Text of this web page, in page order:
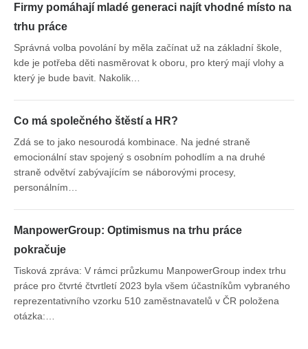
Firmy pomáhají mladé generaci najít vhodné místo na
trhu práce
Správná volba povolání by měla začínat už na základní škole,
kde je potřeba děti nasměrovat k oboru, pro který mají vlohy a
který je bude bavit. Nakolik…
Co má společného štěstí a HR?
Zdá se to jako nesourodá kombinace. Na jedné straně
emocionální stav spojený s osobním pohodlím a na druhé
straně odvětví zabývajícím se náborovými procesy,
personálním…
ManpowerGroup: Optimismus na trhu práce
pokračuje
Tisková zpráva: V rámci průzkumu ManpowerGroup index trhu
práce pro čtvrté čtvrtletí 2023 byla všem účastníkům vybraného
reprezentativního vzorku 510 zaměstnavatelů v ČR položena
otázka:…